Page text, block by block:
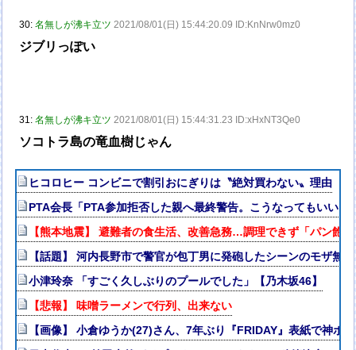
30:名無しが沸キ立ツ 2021/08/01(日) 15:44:20.09 ID:KnNrw0mz0
ジブリっぽい
31:名無しが沸キ立ツ 2021/08/01(日) 15:44:31.23 ID:xHxNT3Qe0
ソコトラ島の竜血樹じゃん
ヒコロヒー コンビニで割引おにぎりは〝絶対買わない〟理由
PTA会長「PTA参加拒否した親へ最終警告。こうなってもいい？
【熊本地震】 避難者の食生活、改善急務…調理できず「パン飽
【話題】 河内長野市で警官が包丁男に発砲したシーンのモザ無
小津玲奈 「すごく久しぶりのプールでした」【乃木坂46】
【悲報】 味噌ラーメンで行列、出来ない
【画像】 小倉ゆうか(27)さん、7年ぶり『FRIDAY』表紙で神ボ